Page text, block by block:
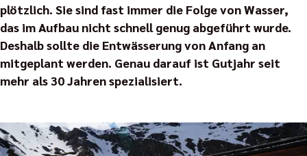
plötzlich. Sie sind fast immer die Folge von Wasser,
das im Aufbau nicht schnell genug abgeführt wurde.
Deshalb sollte die Entwässerung von Anfang an
mitgeplant werden. Genau darauf ist Gutjahr seit
mehr als 30 Jahren spezialisiert.